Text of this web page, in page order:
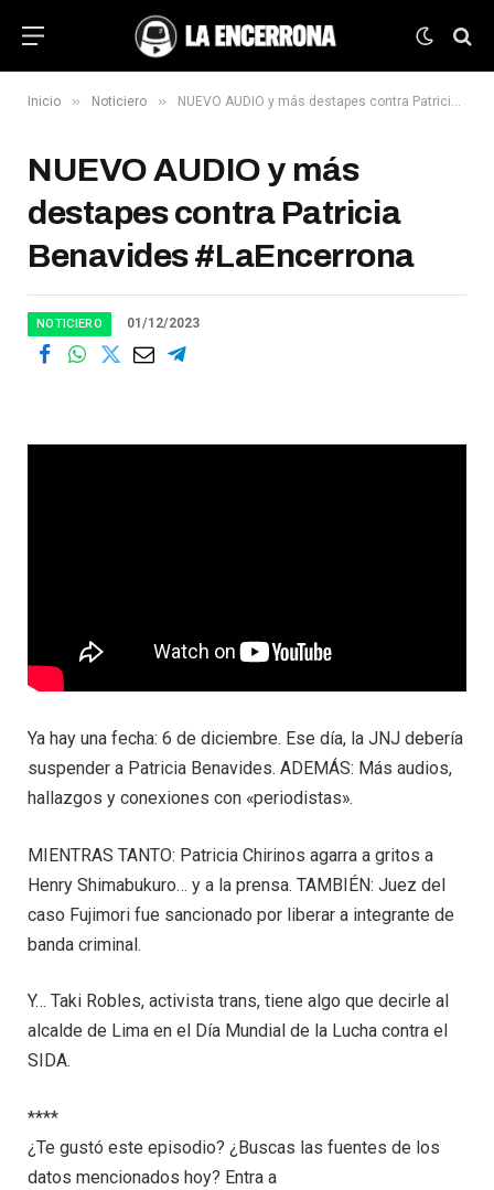
Inicio » Noticiero » NUEVO AUDIO y más destapes contra Patricia Benavides #LaEncerrona
NUEVO AUDIO y más
destapes contra Patricia
Benavides #LaEncerrona
NOTICIERO 01/12/2023
Ya hay una fecha: 6 de diciembre. Ese día, la JNJ debería
suspender a Patricia Benavides. ADEMÁS: Más audios,
hallazgos y conexiones con «periodistas».
MIENTRAS TANTO: Patricia Chirinos agarra a gritos a
Henry Shimabukuro… y a la prensa. TAMBIÉN: Juez del
caso Fujimori fue sancionado por liberar a integrante de
banda criminal.
Y… Taki Robles, activista trans, tiene algo que decirle al
alcalde de Lima en el Día Mundial de la Lucha contra el
SIDA.
****
¿Te gustó este episodio? ¿Buscas las fuentes de los
datos mencionados hoy? Entra a